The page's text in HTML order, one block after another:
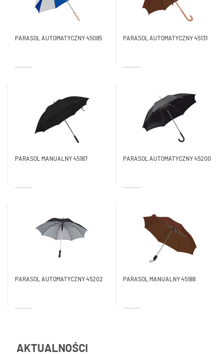
PARASOL AUTOMATYCZNY 45085 PARASOL AUTOMATYCZNY 45131
PARASOL MANUALNY 45187 PARASOL AUTOMATYCZNY 45200
PARASOL AUTOMATYCZNY 45202 PARASOL MANUALNY 45188
AKTUALNOŚCI